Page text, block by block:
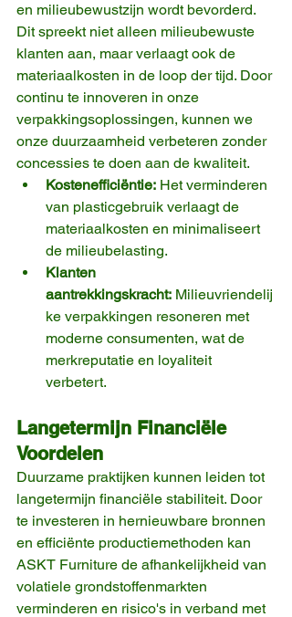
en milieubewustzijn wordt bevorderd.
Dit spreekt niet alleen milieubewuste
klanten aan, maar verlaagt ook de
materiaalkosten in de loop der tijd. Door
continu te innoveren in onze
verpakkingsoplossingen, kunnen we
onze duurzaamheid verbeteren zonder
concessies te doen aan de kwaliteit.
Kostenefficiëntie: Het verminderen
van plasticgebruik verlaagt de
materiaalkosten en minimaliseert
de milieubelasting.
Klanten
aantrekkingskracht: Milieuvriendelij
ke verpakkingen resoneren met
moderne consumenten, wat de
merkreputatie en loyaliteit
verbetert.
Langetermijn Financiële
Voordelen
Duurzame praktijken kunnen leiden tot
langetermijn financiële stabiliteit. Door
te investeren in hernieuwbare bronnen
en efficiënte productiemethoden kan
ASKT Furniture de afhankelijkheid van
volatiele grondstoffenmarkten
verminderen en risico's in verband met